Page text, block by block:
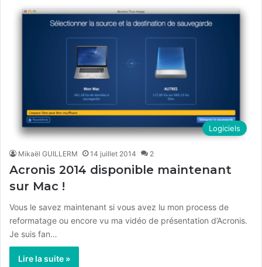
Logiciels
Mikaël GUILLERM 14 juillet 2014 2
Acronis 2014 disponible maintenant
sur Mac !
Vous le savez maintenant si vous avez lu mon process de
reformatage ou encore vu ma vidéo de présentation d’Acronis.
Je suis fan…
Lire la suite »